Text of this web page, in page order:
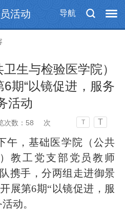
导航
活动
生与检验医学院）
期“以镜促进，服务
活动
次数： 58 次 T T
午，基础医学院（公共
教工党支部党员教师
携手 ，分两组走进御景
展第6期“以镜促进，服
动。